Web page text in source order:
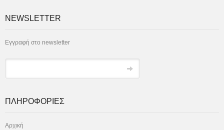
NEWSLETTER
Εγγραφή στο newsletter
ΠΛΗΡΟΦΟΡΙΕΣ
Αρχική